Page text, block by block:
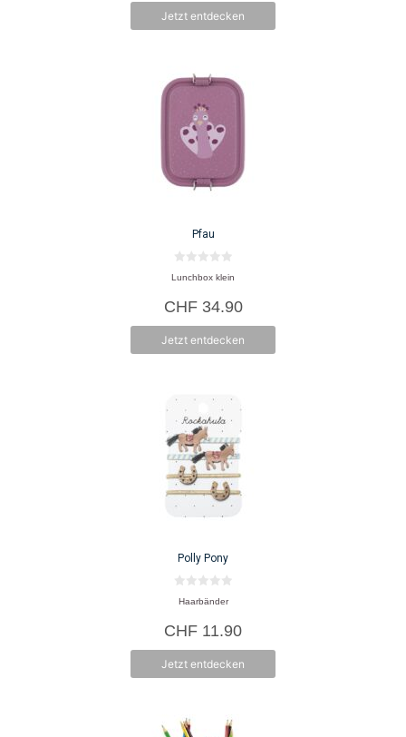
Jetzt entdecken
Pfau
v
n
5
Lunchbox klein
CHF34.90
Jetzt entdecken
Polly Pony
0
v
n
5
Haarbänder
CHF 11.90
Jetzt entdecken